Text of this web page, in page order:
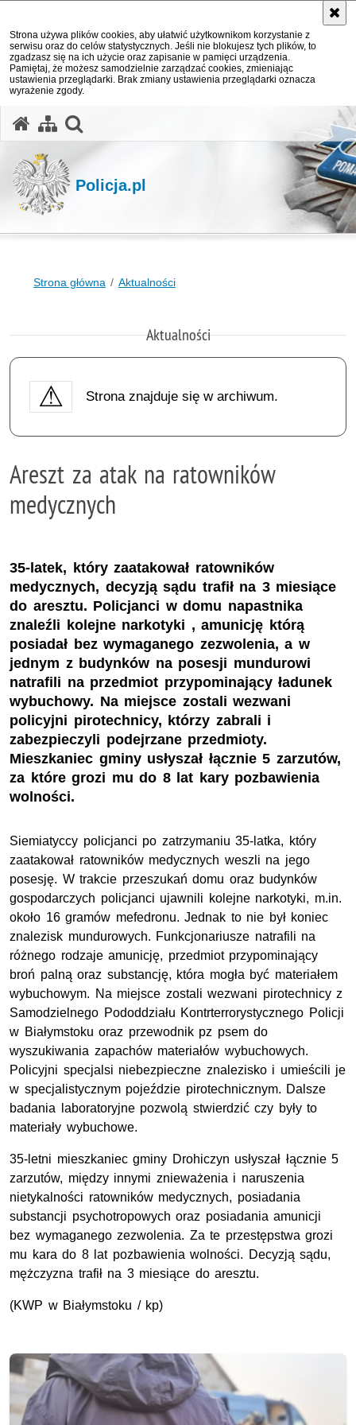
Strona używa plików cookies, aby ułatwić użytkownikom korzystanie z
serwisu oraz do celów statystycznych. Jeśli nie blokujesz tych plików, to
zgadzasz się na ich użycie oraz zapisanie w pamięci urządzenia.
Pamiętaj, że możesz samodzielnie zarządzać cookies, zmieniając
ustawienia przeglądarki. Brak zmiany ustawienia przeglądarki oznacza
wyrażenie zgody.
Policja.pl
Strona główna Aktualności
Aktualności
Strona znajduje się w archiwum.
Areszt za atak na ratowników
medycznych
35-latek, który zaatakował ratowników
medycznych, decyzją sądu trafił na 3 miesiące
do aresztu. Policjanci w domu napastnika
znaleźli kolejne narkotyki , amunicję którą
posiadał bez wymaganego zezwolenia, a w
jednym z budynków na posesji mundurowi
natrafili na przedmiot przypominający ładunek
wybuchowy. Na miejsce zostali wezwani
policyjni pirotechnicy, którzy zabrali i
zabezpieczyli podejrzane przedmioty.
Mieszkaniec gminy usłyszał łącznie 5 zarzutów,
za które grozi mu do 8 lat kary pozbawienia
wolności.
Siemiatyccy policjanci po zatrzymaniu 35-latka, który
zaatakował ratowników medycznych weszli na jego
posesję. W trakcie przeszukań domu oraz budynków
gospodarczych policjanci ujawnili kolejne narkotyki, m.in.
około 16 gramów mefedronu. Jednak to nie był koniec
znalezisk mundurowych. Funkcjonariusze natrafili na
różnego rodzaje amunicję, przedmiot przypominający
broń palną oraz substancję, która mogła być materiałem
wybuchowym. Na miejsce zostali wezwani pirotechnicy z
Samodzielnego Pododdziału Kontrterrorystycznego Policji
w Białymstoku oraz przewodnik pz psem do
wyszukiwania zapachów materiałów wybuchowych.
Policyjni specjalsi niebezpieczne znalezisko i umieścili je
w specjalistycznym pojeździe pirotechnicznym. Dalsze
badania laboratoryjne pozwolą stwierdzić czy były to
materiały wybuchowe.
35-letni mieszkaniec gminy Drohiczyn usłyszał łącznie 5
zarzutów, między innymi znieważenia i naruszenia
nietykalności ratowników medycznych, posiadania
substancji psychotropowych oraz posiadania amunicji
bez wymaganego zezwolenia. Za te przestępstwa grozi
mu kara do 8 lat pozbawienia wolności. Decyzją sądu,
mężczyzna trafił na 3 miesiące do aresztu.
(KWP w Białymstoku / kp)